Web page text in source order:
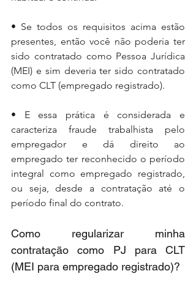
• Se todos os requisitos acima estão
presentes, então você não poderia ter
sido contratado como Pessoa Jurídica
(MEI) e sim deveria ter sido contratado
como CLT (empregado registrado).
• E essa prática é considerada e
caracteriza fraude trabalhista pelo
empregador e dá direito ao
empregado ter reconhecido o período
integral como empregado registrado,
ou seja, desde a contratação até o
período final do contrato.
Como regularizar minha
contratação como PJ para CLT
(MEI para empregado registrado)?